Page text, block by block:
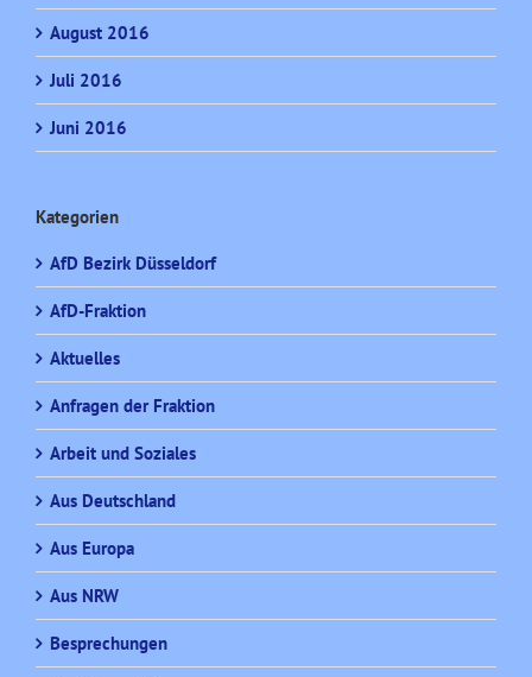
August 2016
Juli 2016
Juni 2016
Kategorien
AfD Bezirk Düsseldorf
AfD-Fraktion
Aktuelles
Anfragen der Fraktion
Arbeit und Soziales
Aus Deutschland
Aus Europa
Aus NRW
Besprechungen